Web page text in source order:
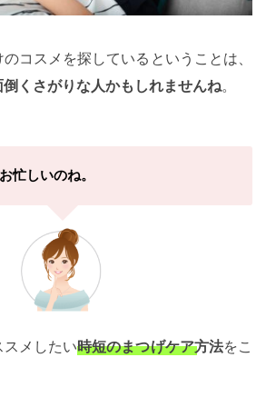
コスメを探しているということは、
くさがりな人かもしれませんね。
忙しいのね。
スメしたい時短のまつげケア方法をこ